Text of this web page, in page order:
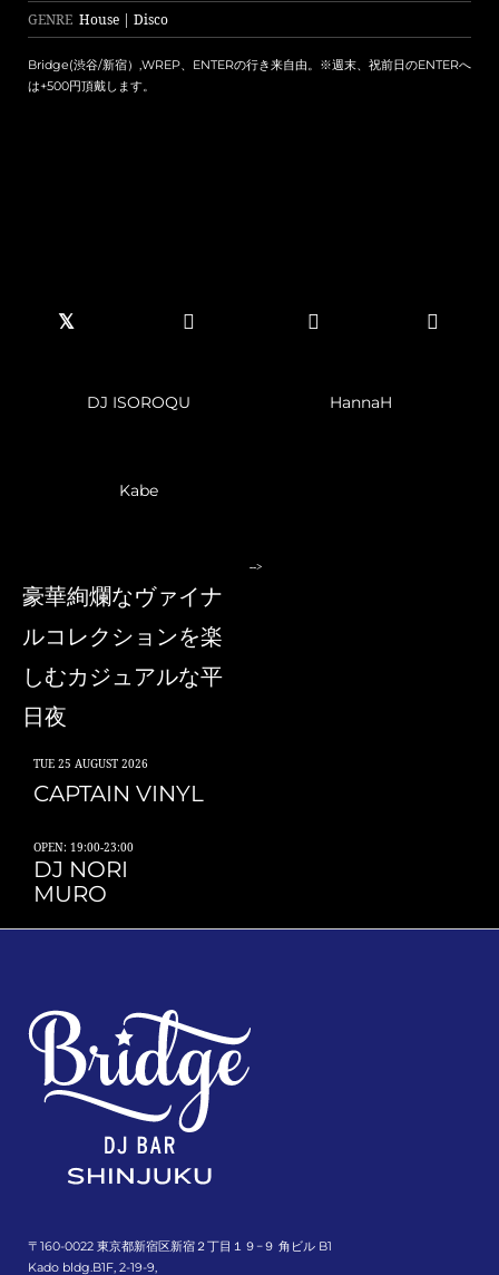
GENRE House | Disco
Bridge(渋谷/新宿）,WREP、ENTERの行き来自由。※週末、祝前日のENTERへ
は+500円頂戴します。
DJ ISOROQU HannaH
Kabe
豪華絢爛なヴァイナ
ルコレクションを楽
しむカジュアルな平
日夜
TUE 25 AUGUST 2026
CAPTAIN VINYL
OPEN: 19:00-23:00
DJ NORI
MURO
-->
〒160-0022 東京都新宿区新宿２丁目１９−９ 角ビル B1
Kado bldg.B1F, 2-19-9,